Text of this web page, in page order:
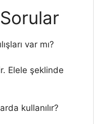
var mı?
Elele şeklinde
kullanılır?